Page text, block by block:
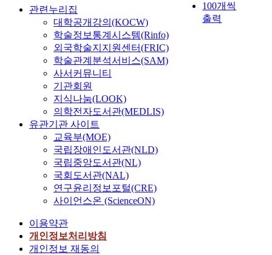
100개씩
출력
관련누리집
대학공개강의(KOCW)
학술정보통계시스템(Rinfo)
외국학술지지원센터(FRIC)
학술관계분석서비스(SAM)
사서커뮤니티
기관회원
지식나눔(LOOK)
의학전자도서관(MEDLIS)
유관기관 사이트
교육부(MOE)
국립장애인도서관(NLD)
국립중앙도서관(NL)
국회도서관(NAL)
연구윤리정보포털(CRE)
사이언스온 (ScienceON)
이용약관
개인정보처리방침
개인정보 재동의